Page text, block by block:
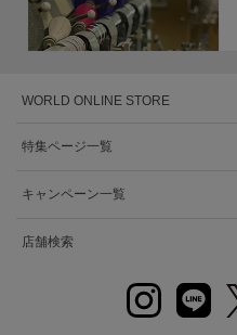
WORLD ONLINE STORE
特集ページ一覧
キャンペーン一覧
店舗検索